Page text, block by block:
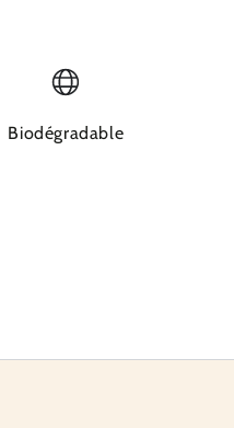
Biodégradable